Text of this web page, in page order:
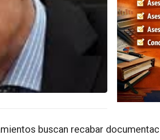
buscan recabar